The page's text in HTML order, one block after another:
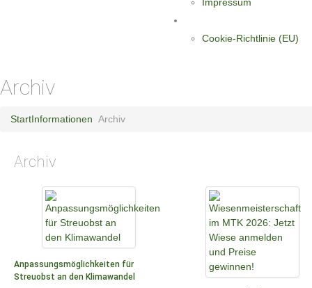
Cookie-Richtlinie (EU)
Archiv
StartInformationen Archiv
Archiv
Anpassungsmöglichkeiten für
Streuobst an den Klimawandel